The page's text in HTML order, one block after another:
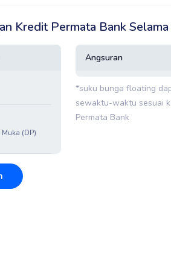
Kredit Permata Bank
(DP)
Angsuran
*suku bunga floating
sewaktu-waktu sesuai
Permata Bank